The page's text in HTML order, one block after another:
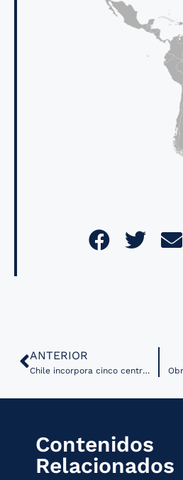
ANTERIOR
Chile incorpora cinco centros médicos a estrategia de telesalud en zonas rurales
Contenidos
Relacionados